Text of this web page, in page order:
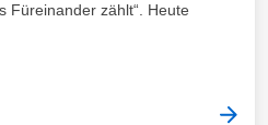
Füreinander zählt“. Heute